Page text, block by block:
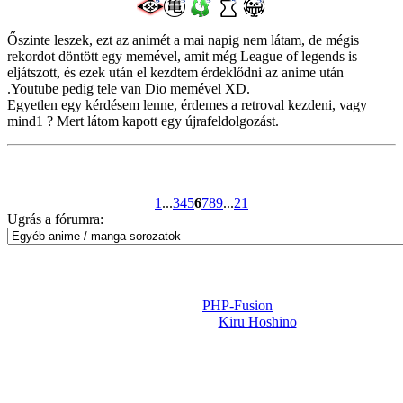
Őszinte leszek, ezt az animét a mai napig nem látam, de mégis
rekordot döntött egy memével, amit még League of legends is
eljátszott, és ezek után el kezdtem érdeklődni az anime után
.Youtube pedig tele van Dio memével XD.
Egyetlen egy kérdésem lenne, érdemes a retroval kezdeni, vagy
mind1 ? Mert látom kapott egy újrafeldolgozást.
1...3456789...21
Ugrás a fórumra:
PHP-Fusion
Kiru Hoshino